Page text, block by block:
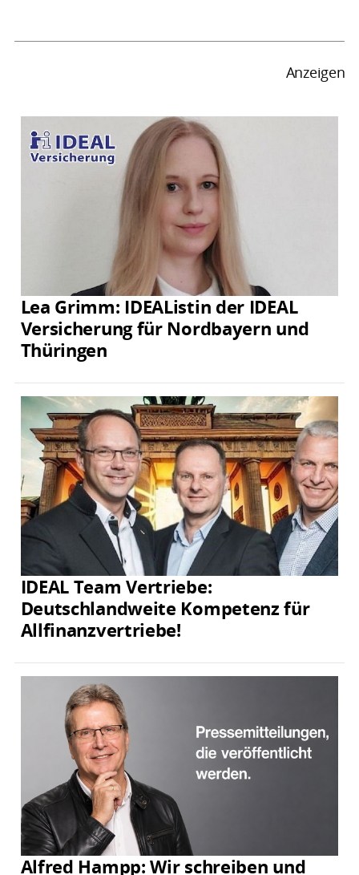
Anzeigen
Lea Grimm: IDEAListin der IDEAL
Versicherung für Nordbayern und
Thüringen
IDEAL Team Vertriebe:
Deutschlandweite Kompetenz für
Allfinanzvertriebe!
Alfred Hampp: Wir schreiben und